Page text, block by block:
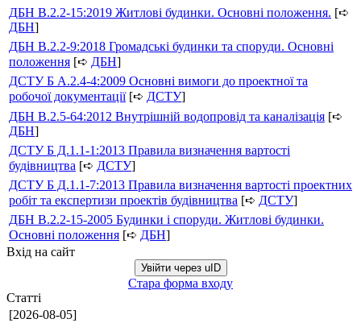
ДБН В.2.2-15:2019 Житлові будинки. Основні положення. [➪
ДБН]
ДБН В.2.2-9:2018 Громадські будинки та споруди. Основні
положення [➪ ДБН]
ДСТУ Б А.2.4-4:2009 Основні вимоги до проектної та
робочої документації[➪ ДСТУ]
ДБН В.2.5-64:2012 Внутрішній водопровід та каналізація [➪
ДБН]
ДСТУ Б Д.1.1-1:2013 Правила визначення вартості
будівництва [➪ ДСТУ]
ДСТУ Б Д.1.1-7:2013 Правила визначення вартості проектних
робіт та експертизи проектів будівництва [➪ ДСТУ]
ДБН В.2.2-15-2005 Будинки і споруди. Житлові будинки.
Основні положення [➪ ДБН]
Вхід на сайт
Увійти через uID
Стара форма входу
Статті
[2026-08-05]